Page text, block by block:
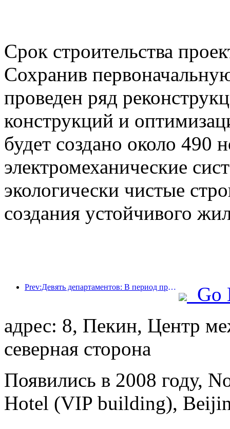
Срок строительства
Сохранив
проведен ряд
конструкций и
будет создано около 490
электромеханические
экологически чистые
создания устойчивого
Prev:Девять департаментов: В период празднования Весеннего фестиваля сетевые отели и бутик-отели будут предлагать льготные условия.
Go
адрес: 8, Пекин, Центр
северная сторона
Появились в 2008 году,
Hotel (VIP building),